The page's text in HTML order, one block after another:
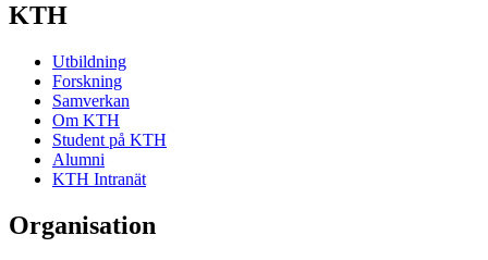
KTH
Utbildning
Forskning
Samverkan
Om KTH
Student på KTH
Alumni
KTH Intranät
Organisation